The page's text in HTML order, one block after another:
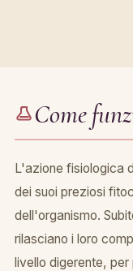
Come
L'azione fisiologica
dei suoi preziosi
dell'organismo.
rilasciano i loro
livello digerente, per